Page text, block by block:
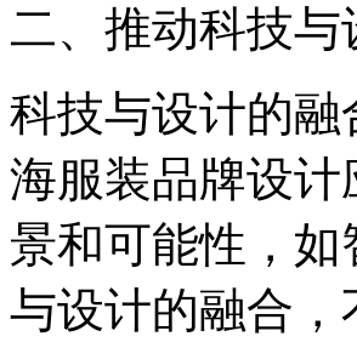
二、推动科技与
科技与设计的
海服装品牌设
景和可能性，
与设计的融合